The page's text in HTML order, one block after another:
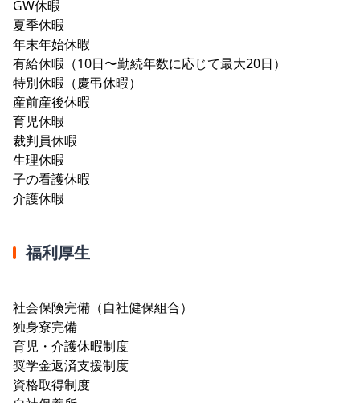
GW休暇
夏季休暇
年末年始休暇
有給休暇（10日〜勤続年数に応じて最大20日）
特別休暇（慶弔休暇）
産前産後休暇
育児休暇
裁判員休暇
生理休暇
子の看護休暇
介護休暇
福利厚生
社会保険完備（自社健保組合）
独身寮完備
育児・介護休暇制度
奨学金返済支援制度
資格取得制度